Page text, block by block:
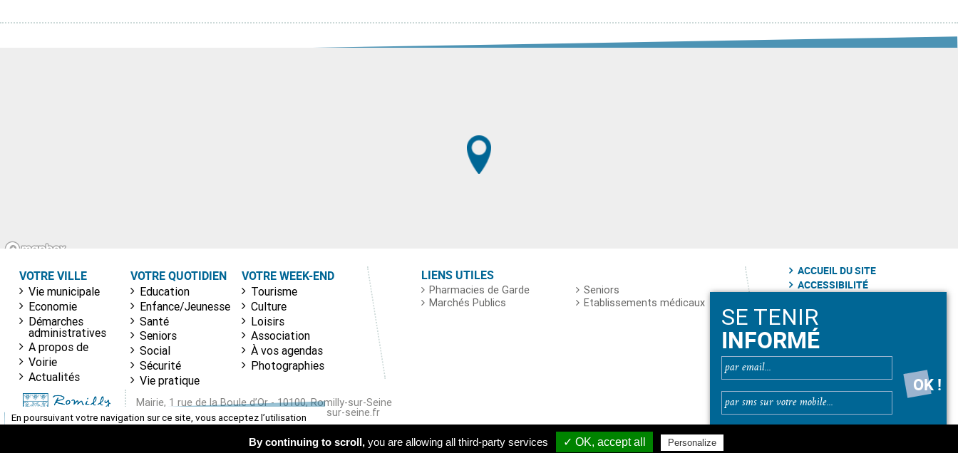
En poursuivant votre navigation sur ce site, vous acceptez l’utilisation
de cookies pour réaliser des statistiques de visites.
SE TENIR
INFORMÉ
VOTRE VILLE
Vie municipale
Economie
Démarches
administratives
A propos de
Voirie
Actualités
VOTRE QUOTIDIEN
Education
Enfance/Jeunesse
Santé
Seniors
Social
Sécurité
Vie pratique
VOTRE WEEK-END
Tourisme
Culture
Loisirs
Association
À vos agendas
Photographies
LIENS UTILES
Pharmacies de Garde
Marchés Publics
Seniors
Etablissements médicaux
ACCUEIL DU SITE
ACCESSIBILITÉ
MENTIONS LÉGALES
Mairie, 1 rue de la Boule d’Or - 10100, Romilly-sur-Seine
Tél. : 03 25 39 43 80 - infos@ville-romilly-sur-seine.fr
© 2016 VILLE DE ROMILLY-SUR-SEINE • Tous droits réservés
By continuing to scroll, you are allowing all third-party services ✓ OK, accept all Personalize